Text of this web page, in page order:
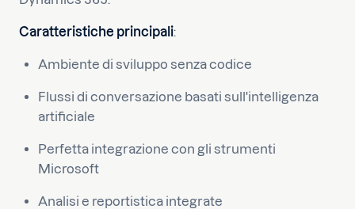
Caratteristiche principali:
Ambiente di sviluppo senza codice
Flussi di conversazione basati sull'intelligenza
artificiale
Perfetta integrazione con gli strumenti
Microsoft
Analisi e reportistica integrate